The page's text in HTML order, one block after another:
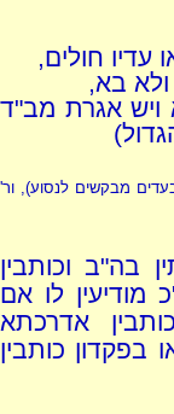
עדיו חולים,
בא,
ויש אגרת מב"ד
מבקשים לנסוע), ור'
בה"ב וכותבין
לו אם
אדרכתא
כותבין